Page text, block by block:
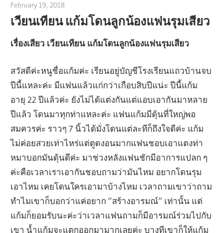
February 19, 2018
เวียนเทียน แก้มโดนลูกน้องแฟนรุมเสียว
เรื่องเสียว เวียนเทียน แก้มโดนลูกน้องแฟนรุมเสียว
สวัสดีค่ะหนูชื่อแก้มค่ะ เรียนอยู่บัญชีโรงเรียนแถวบ้านจบ
ปีนี้แหละค่ะ มีแฟนแล้วแก่กว่าเกือบสิบปีแน่ะ ปีนี้แก้ม
อายุ 22 ปีแล้วค่ะ ยังไม่ได้แต่งกันแต่แอบเอากันมาหลาย
ปีแล้ว โดนมาทุกท่าแหละค่ะ แฟนแก้มมีดุ้นที่ใหญ่พอ
สมควรค่ะ ราวๆ 7 นิ้วได้มั่งโดนแต่ละทีก็ถึงใจดีค่ะ แก้ม
ไม่ค่อยสวยเท่าไหร่แต่ตูดงอนมากแฟนชอบเอาแตงท่า
หมาบอกมันดุ้นดีค่ะ มาช่วงหลังแฟนชักมีอาการแปลก ๆ
ค่ะคือเวลาเราเอากันชอบถามว่ามันไหม อยากโดนรุม
เอาไหม เคยโดนใครเอามาบ้างไหม เวลาถามเขาว่าถาม
ทำไมเขาก็บอกว่าแค่อยาก ”สร้างอารมณ์” เท่านั้น แต่
แก้มก็ยอมรับนะค่ะว่าเวลาแฟนถามก็มีอารมณ์ร่วมไปกับ
เขา น้ำแก้มจะแตกออกมามากเลยค่ะ บางทีเขาก็ให้แก้ม